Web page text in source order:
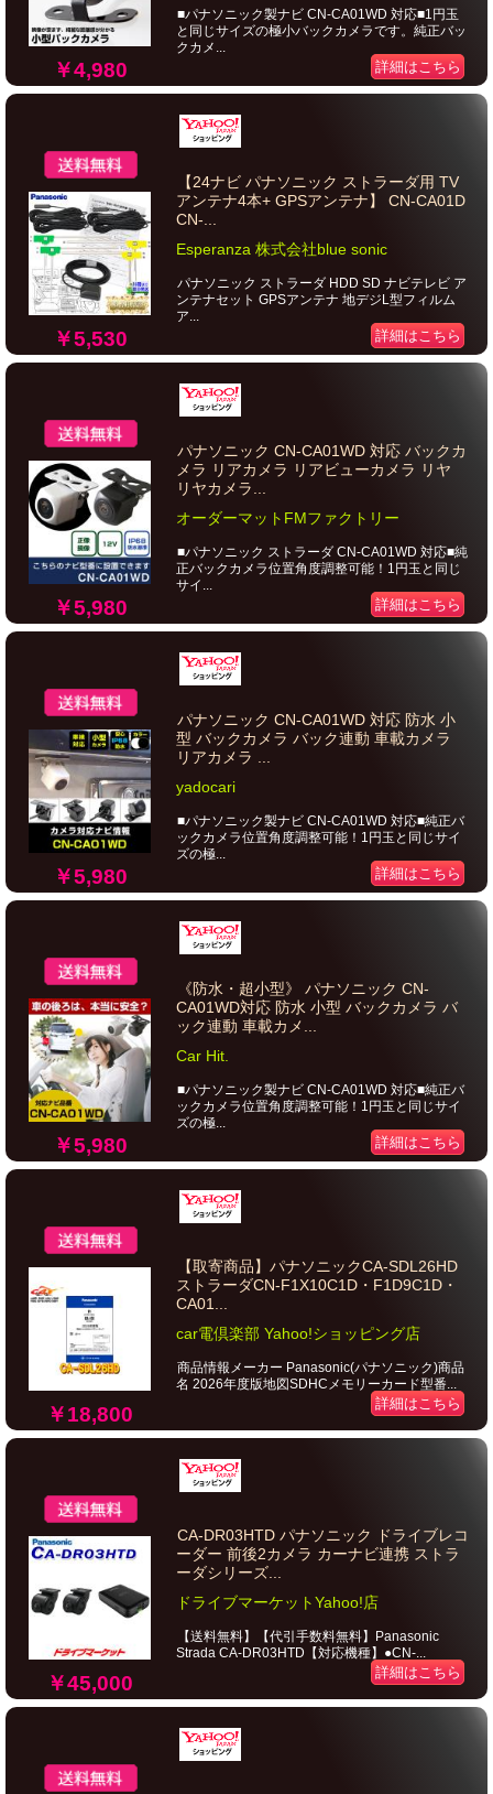
￥4,980
■パナソニック製ナビ CN-CA01WD 対応■1円玉
と同じサイズの極小バックカメラです。純正バッ
クカメ...
詳細はこちら
￥5,530
【24ナビ パナソニック ストラーダ用 TV
アンテナ4本+ GPSアンテナ】 CN-CA01D
CN-...
Esperanza 株式会社blue sonic
パナソニック ストラーダ HDD SD ナビテレビ ア
ンテナセット GPSアンテナ 地デジL型フィルム
ア...
詳細はこちら
￥5,980
パナソニック CN-CA01WD 対応 バックカ
メラ リアカメラ リアビューカメラ リヤ
リヤカメラ...
オーダーマットFMファクトリー
■パナソニック ストラーダ CN-CA01WD 対応■純
正バックカメラ位置角度調整可能！1円玉と同じ
サイ...
詳細はこちら
￥5,980
パナソニック CN-CA01WD 対応 防水 小
型 バックカメラ バック連動 車載カメラ
リアカメラ ...
yadocari
■パナソニック製ナビ CN-CA01WD 対応■純正バ
ックカメラ位置角度調整可能！1円玉と同じサイ
ズの極...
詳細はこちら
￥5,980
《防水・超小型》 パナソニック CN-
CA01WD対応 防水 小型 バックカメラ バ
ック連動 車載カメ...
Car Hit.
■パナソニック製ナビ CN-CA01WD 対応■純正バ
ックカメラ位置角度調整可能！1円玉と同じサイ
ズの極...
詳細はこちら
￥18,800
【取寄商品】パナソニックCA-SDL26HD
ストラーダCN-F1X10C1D・F1D9C1D・
CA01...
car電倶楽部 Yahoo!ショッピング店
商品情報メーカー Panasonic(パナソニック)商品
名 2026年度版地図SDHCメモリーカード型番...
詳細はこちら
￥45,000
CA-DR03HTD パナソニック ドライブレコ
ーダー 前後2カメラ カーナビ連携 ストラ
ーダシリーズ...
ドライブマーケットYahoo!店
【送料無料】【代引手数料無料】Panasonic
Strada CA-DR03HTD【対応機種】●CN-...
詳細はこちら